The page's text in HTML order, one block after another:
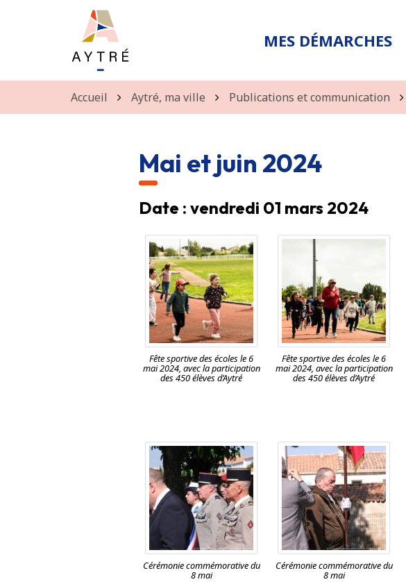
MES DÉMARCHES
Accueil Aytré, ma ville Publications et communication
Mai et juin 2024
Date : vendredi 01 mars 2024
Fête sportive des écoles le 6
mai 2024, avec la participation
des 450 élèves d’Aytré
Fête sportive des écoles le 6
mai 2024, avec la participation
des 450 élèves d’Aytré
Cérémonie commémorative du
8 mai
Cérémonie commémorative du
8 mai